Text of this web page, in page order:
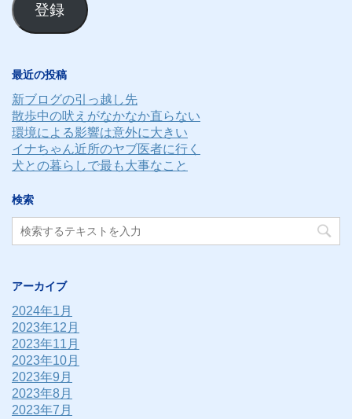
ア
ス
登録
最近の投稿
新ブログの引っ越し先
散歩中の吠えがなかなか直らない
環境による影響は意外に大きい
イナちゃん近所のヤブ医者に行く
犬との暮らしで最も大事なこと
検索
アーカイブ
2024年1月
2023年12月
2023年11月
2023年10月
2023年9月
2023年8月
2023年7月